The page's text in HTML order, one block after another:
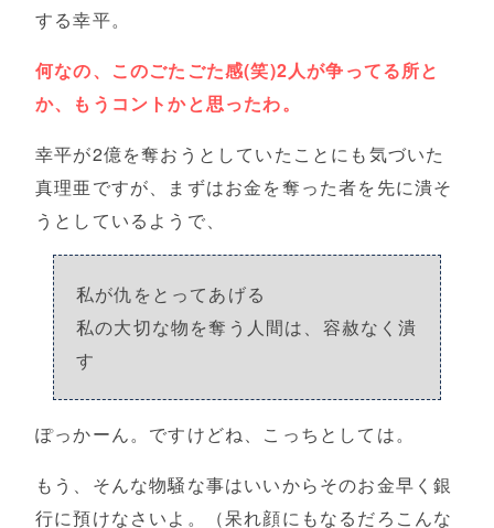
する幸平。
何なの、このごたごた感(笑)2人が争ってる所と
か、もうコントかと思ったわ。
幸平が2億を奪おうとしていたことにも気づいた
真理亜ですが、まずはお金を奪った者を先に潰そ
うとしているようで、
私が仇をとってあげる
私の大切な物を奪う人間は、容赦なく潰
す
ぽっかーん。ですけどね、こっちとしては。
もう、そんな物騒な事はいいからそのお金早く銀
行に預けなさいよ。（呆れ顔にもなるだろこんな